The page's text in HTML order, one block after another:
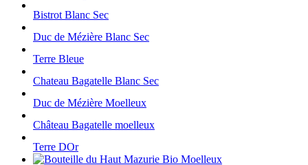
Bistrot Blanc Sec
Duc de Mézière Blanc Sec
Terre Bleue
Chateau Bagatelle Blanc Sec
Duc de Mézière Moelleux
Château Bagatelle moelleux
Terre DOr